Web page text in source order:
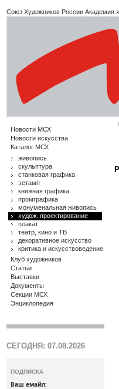
Союз Художников России Академия
Новости МСХ
Новости искусства
Каталог МСХ
живопись
скульптура
станковая графика
эстамп
книжная графика
промграфика
монуменальная живопись
худож. проектирование
плакат
театр, кино и ТВ
декоративное искусство
критика и искусствоведение
Клуб художников
Статьи
Выставки
Документы
Секции МСХ
Энциклопедия
СЕГОДНЯ: 07.08.2026
ПОДПИСКА
Ваш емайл: